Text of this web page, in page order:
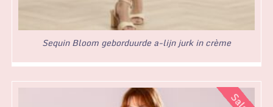
Sequin Bloom geborduurde a-lijn jurk in crème